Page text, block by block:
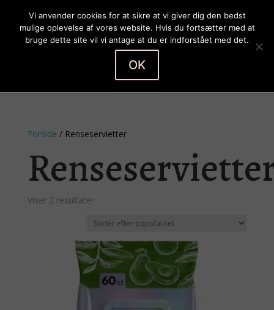
Forside / Renseservietter
Viser 2 resultaterSorteret
popularitet
Vi anvender cookies for at sikre at vi giver dig den bedst
mulige oplevelse af vores website. Hvis du fortsætter med at
bruge dette site vil vi antage at du er indforstået med det.
OK